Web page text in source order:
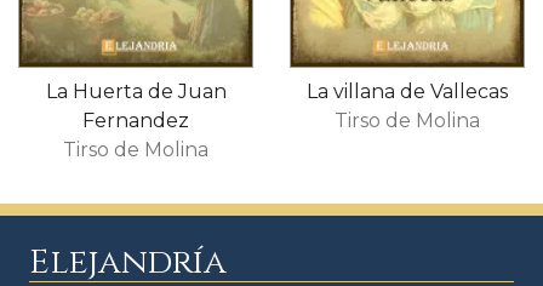
La Huerta de Juan
Fernandez
Tirso de Molina
La villana de Vallecas
Tirso de Molina
Elejandría